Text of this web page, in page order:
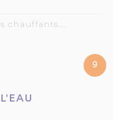
chauffants...
9